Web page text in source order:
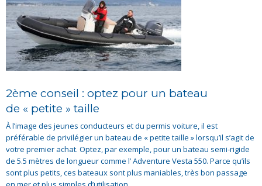
2ème conseil : optez pour un bateau
de « petite » taille
À l’image des jeunes conducteurs et du permis voiture, il est
préférable de privilégier un bateau de « petite taille » lorsqu’il s’agit de
votre premier achat. Optez, par exemple, pour un bateau semi-rigide
de 5.5 mètres de longueur comme l’ Adventure Vesta 550. Parce qu’ils
sont plus petits, ces bateaux sont plus maniables, très bon passage